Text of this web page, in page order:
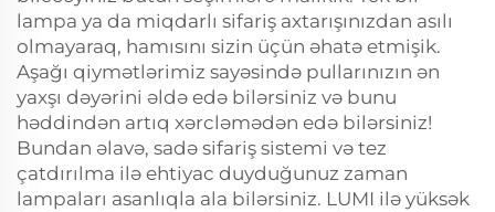
lampa ya da miqdarlı sifariş axtarışınızdan asılı
olmayaraq, hamısını sizin üçün əhatə etmişik.
Aşağı qiymətlərimiz sayəsində pullarınızın ən
yaxşı dəyərini əldə edə bilərsiniz və bunu
həddindən artıq xərcləmədən edə bilərsiniz!
Bundan əlavə, sadə sifariş sistemi və tez
çatdırılma ilə ehtiyac duyduğunuz zaman
lampaları asanlıqla ala bilərsiniz. LUMI ilə yüksək